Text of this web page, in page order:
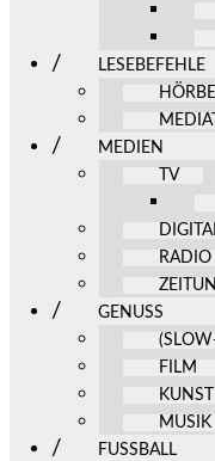
LESEBEFEHLE
MEDIEN
TV
RADIO
GENUSS
FILM
KUNST
MUSIK
FUSSBALL